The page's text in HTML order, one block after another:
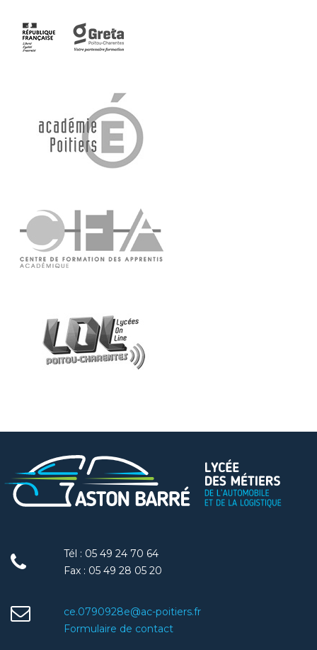
Tél : 05 49 24 70 64
Fax : 05 49 28 05 20
ce.0790928e@ac-poitiers.fr
Formulaire de contact